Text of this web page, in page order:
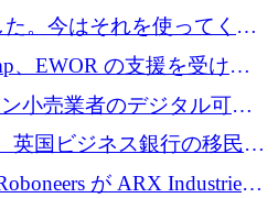
。今はそれを使ってくれ
、EWOR の支援を受け、
用の空間 AI プラットフォ
小売業者のデジタル可視
めに 140 万ユーロを調達
英国ビジネス銀行の移民主
援で初のファンド獲得に
が ARX Industries